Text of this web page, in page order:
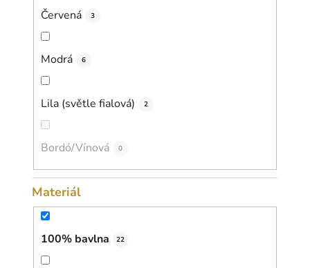
Červená 3
Modrá 6
Lila (světle fialová) 2
Bordó/Vínová 0
Materiál
100% bavlna 22